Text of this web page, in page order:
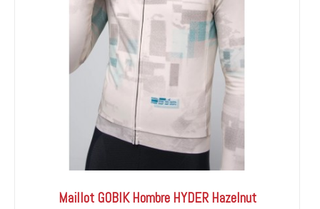
Maillot GOBIK Hombre HYDER Hazelnut